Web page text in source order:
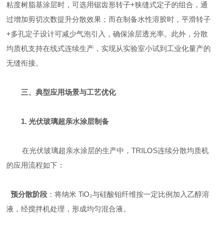
粘度树脂基涂层时，可选用锯齿形转子+狭缝式定子的组合，通
过增加剪切次数提升分散效果；而在制备水性溶胶时，平滑转子
+多孔定子设计可减少气泡引入，确保涂层透光率。此外，分散
均质机支持在线式连续生产 ，实现从实验室小试到工业化量产的
无缝衔接。
三、典型应用场景与工艺优化
1. 光伏玻璃超亲水涂层制备
在光伏玻璃超亲水涂层的生产中，TRILOS连续分散均质机
的应用流程如下：
预分散阶段 ：将纳米TiO₂与硅酸钼纤维按一定比例加入乙醇溶
液，经搅拌机处理 ，形成均匀混合液。